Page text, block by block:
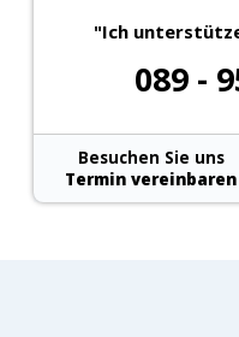
"Ich
089 -
Besuchen Sie uns
Termin vereinbaren